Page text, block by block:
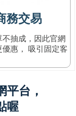
務交易
不抽成，因此官網
優惠， 吸引固定客
平台，
喔